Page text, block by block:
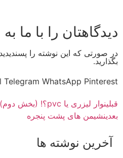
دیدگاهتان را با ما
در صورتی که این نوشته را
بگذارید.
Pinterest
WhatsApp
Telegram
قبلینوار لیزری یا pvc؟! (بخش دوم)
بعدینشیمن های پشت پنجره
آخرین نوشته ها